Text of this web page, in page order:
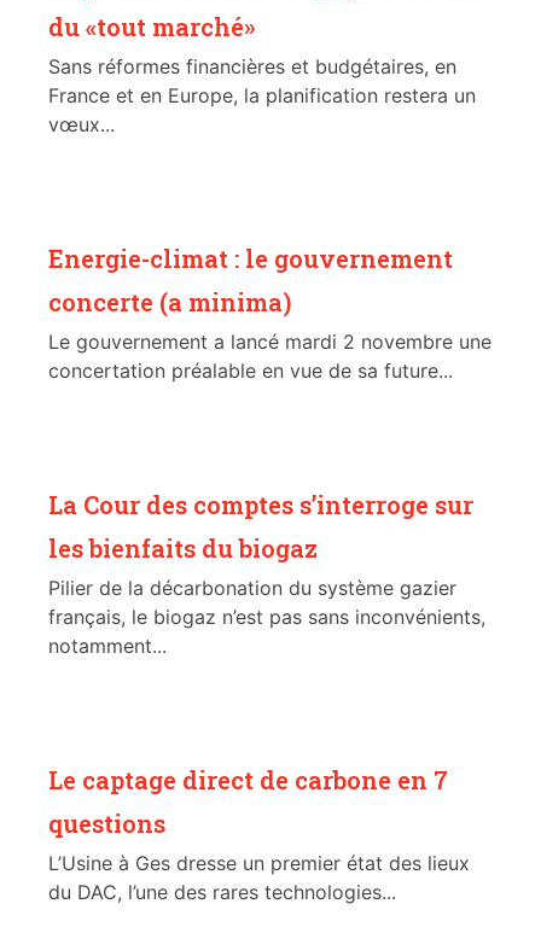
du «tout marché»
Sans réformes financières et budgétaires, en
France et en Europe, la planification restera un
vœux...
Energie-climat : le gouvernement
concerte (a minima)
Le gouvernement a lancé mardi 2 novembre une
concertation préalable en vue de sa future...
La Cour des comptes s’interroge sur
les bienfaits du biogaz
Pilier de la décarbonation du système gazier
français, le biogaz n’est pas sans inconvénients,
notamment...
Le captage direct de carbone en 7
questions
L’Usine à Ges dresse un premier état des lieux
du DAC, l’une des rares technologies...